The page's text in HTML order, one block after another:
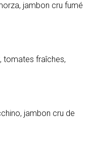
jambon cru fumé
tomates fraîches,
jambon cru de